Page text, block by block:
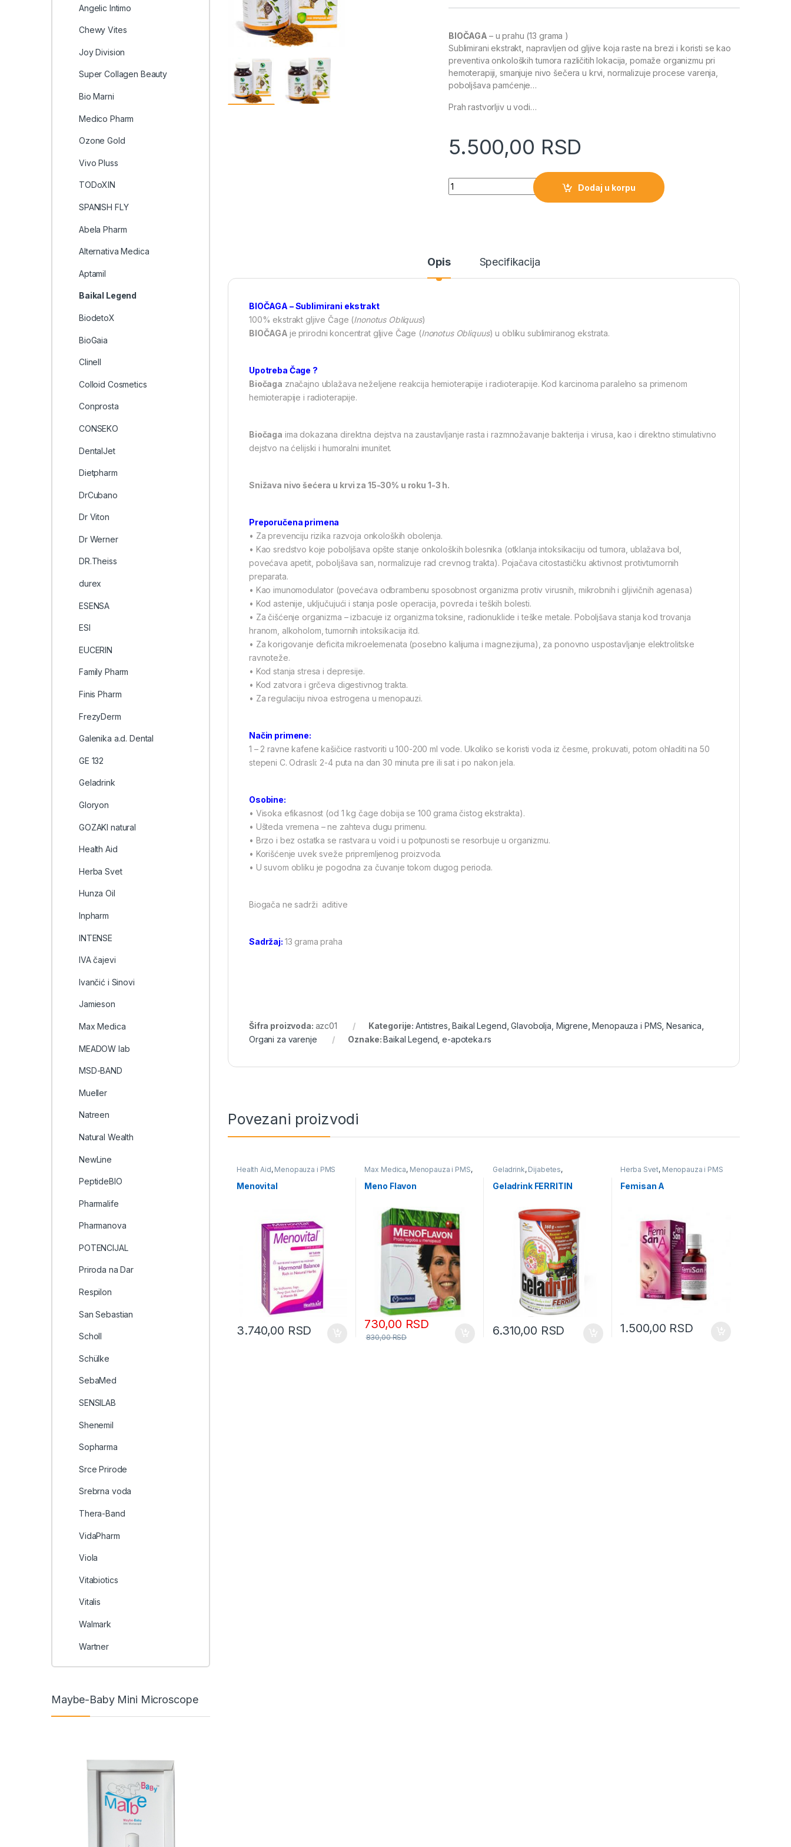
BIOČAGA – u prahu (13 grama )
Sublimirani ekstrakt, napravljen od gljive koja raste na brezi i koristi se kao
preventiva onkoloških tumora različitih lokacija, pomaže organizmu pri
hemoterapiji, smanjuje nivo šečera u krvi, normalizuje procese varenja,
poboljšava pamćenje…
Prah rastvorljiv u vodi…
5.500,00 RSD
Quantity
Dodaj u korpu
Opis Specifikacija
BIOČAGA – Sublimirani ekstrakt
100% ekstrakt gljive Čage (Inonotus Obliquus)
BIOČAGA je prirodni koncentrat gljive Čage (Inonotus Obliquus) u obliku sublimiranog ekstrata.
Upotreba Čage ?
Biočaga značajno ublažava neželjene reakcija hemioterapije i radioterapije. Kod karcinoma paralelno sa primenom
hemioterapije i radioterapije.
Biočaga ima dokazana direktna dejstva na zaustavljanje rasta i razmnožavanje bakterija i virusa, kao i direktno stimulativno
dejstvo na ćelijski i humoralni imunitet.
Snižava nivo šećera u krvi za 15-30% u roku 1-3 h.
Preporučena primena
• Za prevenciju rizika razvoja onkoloških obolenja.
• Kao sredstvo koje poboljšava opšte stanje onkoloških bolesnika (otklanja intoksikaciju od tumora, ublažava bol,
povećava apetit, poboljšava san, normalizuje rad crevnog trakta). Pojačava citostastičku aktivnost protivtumornih
preparata.
• Kao imunomodulator (povećava odbrambenu sposobnost organizma protiv virusnih, mikrobnih i gljivičnih agenasa)
• Kod astenije, uključujući i stanja posle operacija, povreda i teških bolesti.
• Za čišćenje organizma – izbacuje iz organizma toksine, radionuklide i teške metale. Poboljšava stanja kod trovanja
hranom, alkoholom, tumornih intoksikacija itd.
• Za korigovanje deficita mikroelemenata (posebno kalijuma i magnezijuma), za ponovno uspostavljanje elektrolitske
ravnoteže.
• Kod stanja stresa i depresije.
• Kod zatvora i grčeva digestivnog trakta.
• Za regulaciju nivoa estrogena u menopauzi.
Način primene:
1 – 2 ravne kafene kašičice rastvoriti u 100-200 ml vode. Ukoliko se koristi voda iz česme, prokuvati, potom ohladiti na 50
stepeni C. Odrasli: 2-4 puta na dan 30 minuta pre ili sat i po nakon jela.
Osobine:
• Visoka efikasnost (od 1 kg čage dobija se 100 grama čistog ekstrakta).
• Ušteda vremena – ne zahteva dugu primenu.
• Brzo i bez ostatka se rastvara u void i u potpunosti se resorbuje u organizmu.
• Korišćenje uvek sveže pripremljenog proizvoda.
• U suvom obliku je pogodna za čuvanje tokom dugog perioda.
Biogača ne sadrži aditive
Sadržaj: 13 grama praha
Šifra proizvoda: azc01 Kategorije: Antistres ,Baikal Legend ,Glavobolja, Migrene ,Menopauza i PMS ,Nesanica
Organi za varenje
Oznake:Baikal Legend ,e-apoteka.rs
Povezani proizvodi
Health Aid, Menopauza i PMS
Menovital
3.740,00 RSD
Max Medica, Menopauza i PMS,
Srce i Krvni sudovi
Meno Flavon
730,00 RSD
830,00RSD
Geladrink, Dijabetes,
Menopauza i PMS
Sport,Trudnice i Porodilje
Geladrink FERRITIN
6.310,00 RSD
Herba Svet, Menopauza i PMS
Femisan A
1.500,00 RSD
Angelic Intimo
Chewy Vites
Joy Division
Super Collagen Beauty
Bio Marni
Medico Pharm
Ozone Gold
Vivo Pluss
TODoXIN
SPANISH FLY
Abela Pharm
Alternativa Medica
Aptamil
Baikal Legend
BiodetoX
BioGaia
Clinell
Colloid Cosmetics
Conprosta
CONSEKO
DentalJet
Dietpharm
DrCubano
Dr Viton
Dr Werner
DR.Theiss
durex
ESENSA
ESI
EUCERIN
Family Pharm
Finis Pharm
FrezyDerm
Galenika a.d. Dental
GE 132
Geladrink
Gloryon
GOZAKI natural
Health Aid
Herba Svet
Hunza Oil
Inpharm
INTENSE
IVA čajevi
Ivančić i Sinovi
Jamieson
Max Medica
MEADOW lab
MSD-BAND
Mueller
Natreen
Natural Wealth
NewLine
PeptideBIO
Pharmalife
Pharmanova
POTENCIJAL
Priroda na Dar
Respilon
San Sebastian
Scholl
Schülke
SebaMed
SENSILAB
Shenemil
Sopharma
Srce Prirode
Srebrna voda
Thera-Band
VidaPharm
Viola
Vitabiotics
Vitalis
Walmark
Wartner
Maybe-Baby Mini Microscope